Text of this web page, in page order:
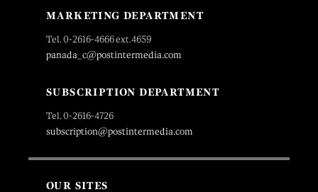
MARKETING DEPARTMENT
Tel. 0-2616-4666 ext.4659
panada_c@postintermedia.com
SUBSCRIPTION DEPARTMENT
Tel. 0-2616-4726
subscription@postintermedia.com
OUR SITES